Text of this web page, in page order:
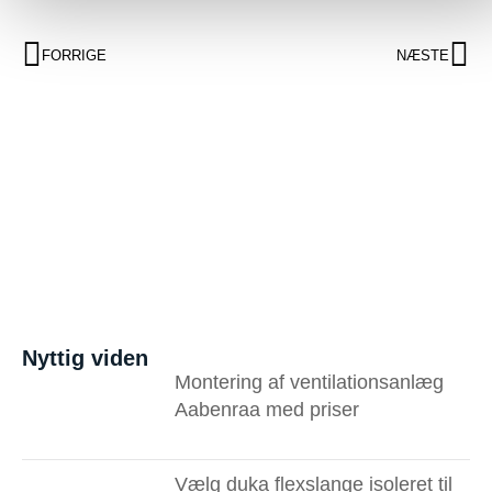
FORRIGE NÆSTE
Nyttig viden
Montering af ventilationsanlæg
Aabenraa med priser
Vælg duka flexslange isoleret til